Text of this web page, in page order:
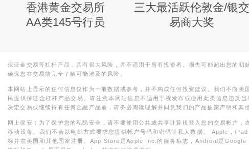
香港黄金交易所
AA类145号行员
三大最活跃伦敦金/银交
易商大奖
保证金交易等杠杆产品，具有很大风险，并不适用于所有投资者。损失可能超出您的初
确保您在交易前完全了解可能涉及的风险。
本网站上显示的任何信息仅作为一般数据或参考，并不构成任何投资建议。我们不向美
民提供保证金杠杆产品交易。请注意本网站信息不适用于视发布或使用此类信息违反
决定交易或继续持有任何金融产品前，请务必阅读理解并同意我们的产品披露声明和其
网上保安：为了保护您的私隐安全，请不要使用公共或共享计算机登入您的交易帐户，
移动设备。我们不会以电邮方式要求您提供帐户号码和密码等私人数据。 Apple，
标并在美国和其他国家注册。App Store是Apple Inc.的服务标志，Android是